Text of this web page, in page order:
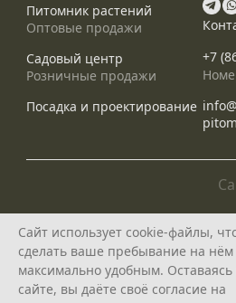
Сайт использует cookie-файлы,
сделать ваше пребывание на нём
максимально удобным. Оставаясь
сайте, вы даёте своё согласие на
Питомник растений
Оптовые продажи
Садовый центр
Розничные продажи
Посадка и проектирование
+7
© ARTGREEN, 2015-2026
*Данное предложение не является
положениями статей 435, 437 Гражданского
исключительно информационный характер
Политика конфедециальности